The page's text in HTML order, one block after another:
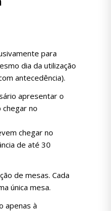
para
dia da utilização
antecedência).
apresentar o
chegar no
chegar no
de até 30
de mesas. Cada
única mesa.
apenas à